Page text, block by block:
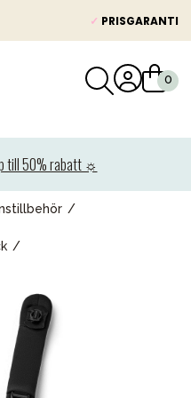
✓ PRISGARANTI
till 50% rabatt ☼
bädd